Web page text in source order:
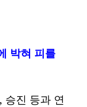
박혀 피를
승진 등과 연